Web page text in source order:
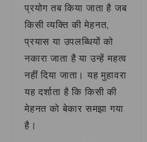
प्रयोग तब किया जाता है जब
किसी व्यक्ति की मेहनत,
प्रयास या उपलब्धियों को
नकारा जाता है या उन्हें महत्व
नहीं दिया जाता। यह मुहावरा
यह दर्शाता है कि किसी की
मेहनत को बेकार समझा गया
है।